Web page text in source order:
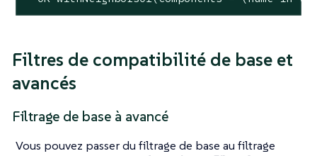
Filtres de compatibilité de base et
avancés
Filtrage de base à avancé
Vous pouvez passer du filtrage de base au filtrage